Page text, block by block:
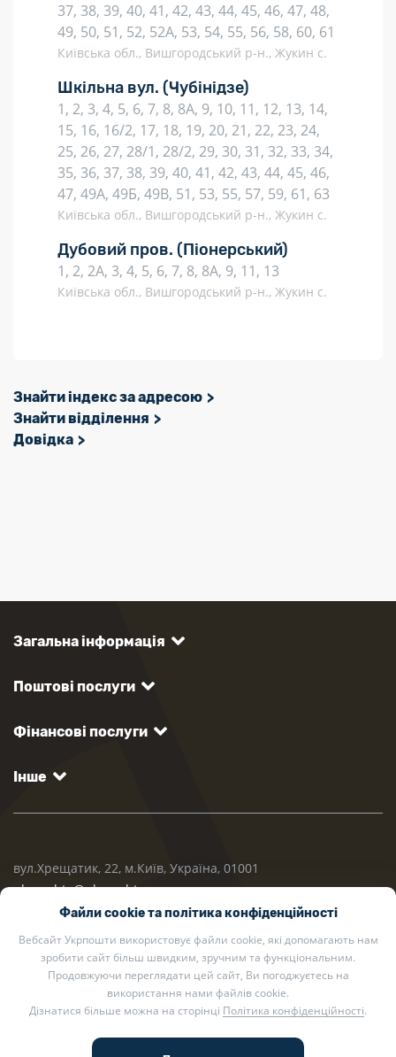
37, 38, 39, 40, 41, 42, 43, 44, 45, 46, 47, 48,
49, 50, 51, 52, 52А, 53, 54, 55, 56, 58, 60, 61
Київська обл., Вишгородський р-н., Жукин с.
Шкільна вул. (Чубінідзе)
1, 2, 3, 4, 5, 6, 7, 8, 8А, 9, 10, 11, 12, 13, 14,
15, 16, 16/2, 17, 18, 19, 20, 21, 22, 23, 24,
25, 26, 27, 28/1, 28/2, 29, 30, 31, 32, 33, 34,
35, 36, 37, 38, 39, 40, 41, 42, 43, 44, 45, 46,
47, 49А, 49Б, 49В, 51, 53, 55, 57, 59, 61, 63
Київська обл., Вишгородський р-н., Жукин с.
Дубовий пров. (Піонерський)
1, 2, 2А, 3, 4, 5, 6, 7, 8, 8А, 9, 11, 13
Київська обл., Вишгородський р-н., Жукин с.
Знайти індекс за адресою
Знайти відділення
Довідка
Загальна інформація
Поштові послуги
Фінансові послуги
Інше
вул.Хрещатик, 22, м.Київ, Україна, 01001
ukrposhta@ukrposhta.ua
2002 — 2026 Укрпошта. Всі права захищено.
Файли cookie та політика конфіденційності
Вебсайт Укрпошти використовує файли cookie, які допомагають нам
зробити сайт більш швидким, зручним та функціональним.
Продовжуючи переглядати цей сайт, Ви погоджуєтесь на
використання нами файлів cookie.
Дізнатися більше можна на сторінці Політика конфіденційності.